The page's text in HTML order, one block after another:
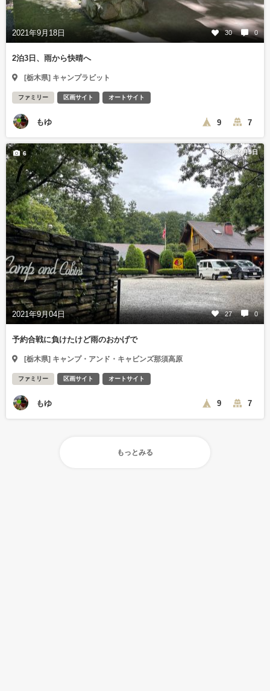
2021年9月18日 30 0
2泊3日、雨から快晴へ
[栃木県] キャンプラビット
ファミリー 区画サイト オートサイト
もゆ 9 7
2021年9月5日
2021年9月04日 27 0
6
予約合戦に負けたけど雨のおかげで
[栃木県] キャンプ・アンド・キャビンズ那須高原
ファミリー 区画サイト オートサイト
もゆ 9 7
もっとみる